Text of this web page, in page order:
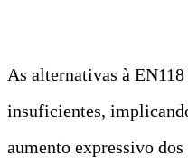
As alternativas à
insuficientes,
aumento expressivo